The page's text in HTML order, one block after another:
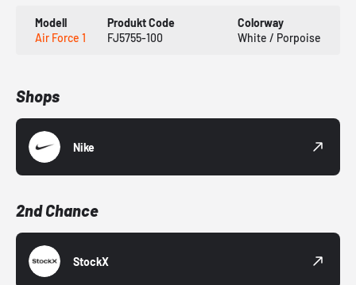
Modell
Air Force 1
Produkt Code
FJ5755-100
Colorway
White / Porpoise
Shops
Nike
2nd Chance
StockX